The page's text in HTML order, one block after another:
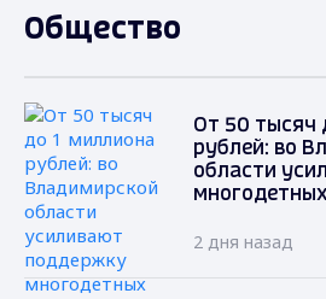
Общество
От 50 тысяч
рублей: во
области
2 дня назад